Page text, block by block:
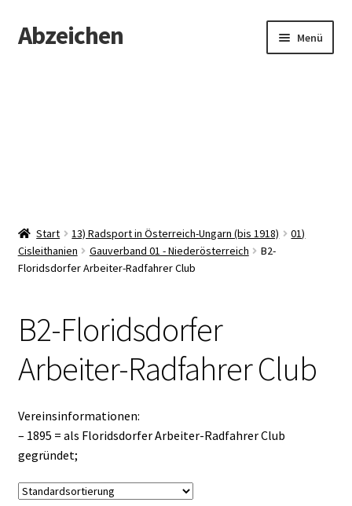
Zur
Navigation
Zum
Inhalt
Abzeichen Menü
Start 13) Radsport in Österreich-Ungarn (bis 1918)
01)
Cisleithanien
Gauverband 01 - Niederösterreich
B2-
Floridsdorfer Arbeiter-Radfahrer Club
B2-Floridsdorfer
Arbeiter-Radfahrer Club
Vereinsinformationen:
– 1895 = als Floridsdorfer Arbeiter-Radfahrer Club
gegründet;